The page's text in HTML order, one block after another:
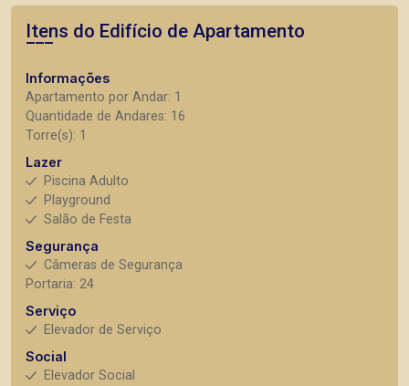
Itens do Edifício de Apartamento
Informações
Apartamento por Andar: 1
Quantidade de Andares: 16
Torre(s): 1
Lazer
Piscina Adulto
Playground
Salão de Festa
Segurança
Câmeras de Segurança
Portaria: 24
Serviço
Elevador de Serviço
Social
Elevador Social